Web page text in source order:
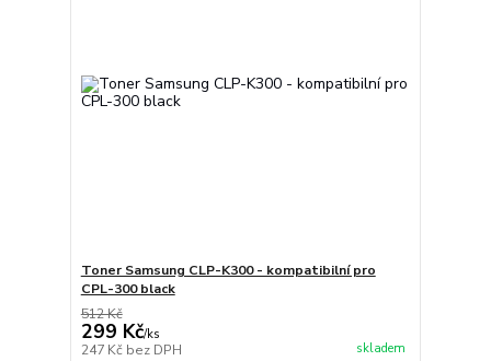
Toner Samsung CLP-K300 - kompatibilní pro
CPL-300 black
512 Kč
299 Kč/ks
247 Kč bez DPH skladem